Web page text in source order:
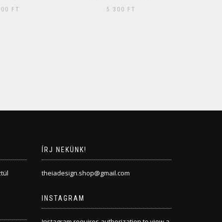
FT
ÍRJ NEKÜNK!
theiadesign.shop@gmail.com
INSTAGRAM